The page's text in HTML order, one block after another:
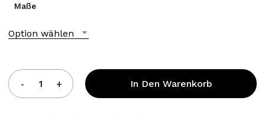
Maße
Option wählen
In Den Warenkorb